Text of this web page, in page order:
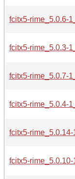
fcitx5-rime_5.0.6-
fcitx5-rime_5.0.3-
fcitx5-rime_5.0.7-
fcitx5-rime_5.0.4-
fcitx5-
fcitx5-